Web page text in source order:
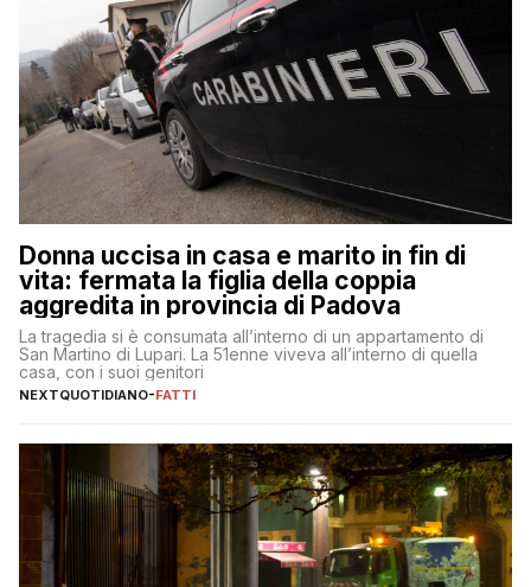
Donna uccisa in casa e marito in fin di
vita: fermata la figlia della coppia
aggredita in provincia di Padova
La tragedia si è consumata all’interno di un appartamento di
San Martino di Lupari. La 51enne viveva all’interno di quella
casa, con i suoi genitori
NEXTQUOTIDIANO-FATTI